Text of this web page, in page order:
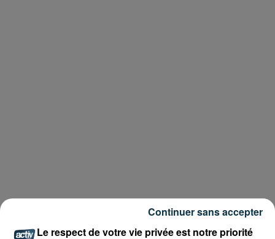
Le respect de votre vie privée est notre priorité
Continuer sans accepter